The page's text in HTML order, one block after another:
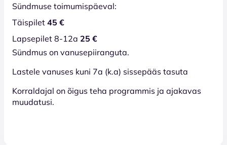
Sündmuse toimumispäeval:
Täispilet 45 €
Lapsepilet 8-12a 25 €
Sündmus on vanusepiiranguta.
Lastele vanuses kuni 7a (k.a) sissepääs tasuta
Korraldajal on õigus teha programmis ja ajakavas
muudatusi.